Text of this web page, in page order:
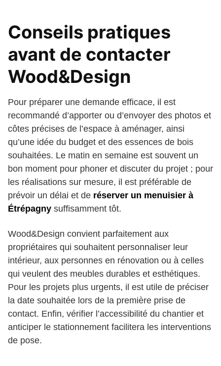
Conseils pratiques
avant de contacter
Wood&Design
Pour préparer une demande efficace, il est
recommandé d’apporter ou d’envoyer des photos et
côtes précises de l’espace à aménager, ainsi
qu’une idée du budget et des essences de bois
souhaitées. Le matin en semaine est souvent un
bon moment pour phoner et discuter du projet ; pour
les réalisations sur mesure, il est préférable de
prévoir un délai et de réserver un menuisier à
Étrépagny suffisamment tôt.
Wood&Design convient parfaitement aux
propriétaires qui souhaitent personnaliser leur
intérieur, aux personnes en rénovation ou à celles
qui veulent des meubles durables et esthétiques.
Pour les projets plus urgents, il est utile de préciser
la date souhaitée lors de la première prise de
contact. Enfin, vérifier l’accessibilité du chantier et
anticiper le stationnement facilitera les interventions
de pose.